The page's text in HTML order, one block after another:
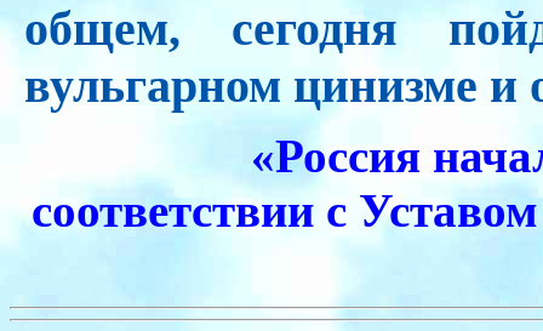
общем, сегодня
вульгарном цинизме и
«Россия
соответствии с